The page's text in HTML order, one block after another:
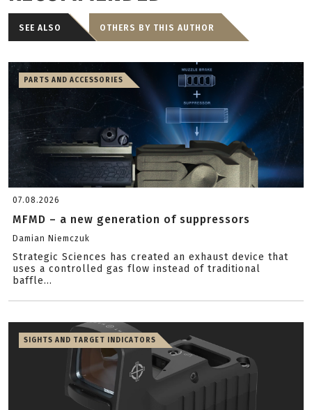
SEE ALSO OTHERS BY THIS AUTHOR
PARTS AND ACCESSORIES
07.08.2026
MFMD – a new generation of suppressors
Damian Niemczuk
Strategic Sciences has created an exhaust device that
uses a controlled gas flow instead of traditional
baffle...
SIGHTS AND TARGET INDICATORS